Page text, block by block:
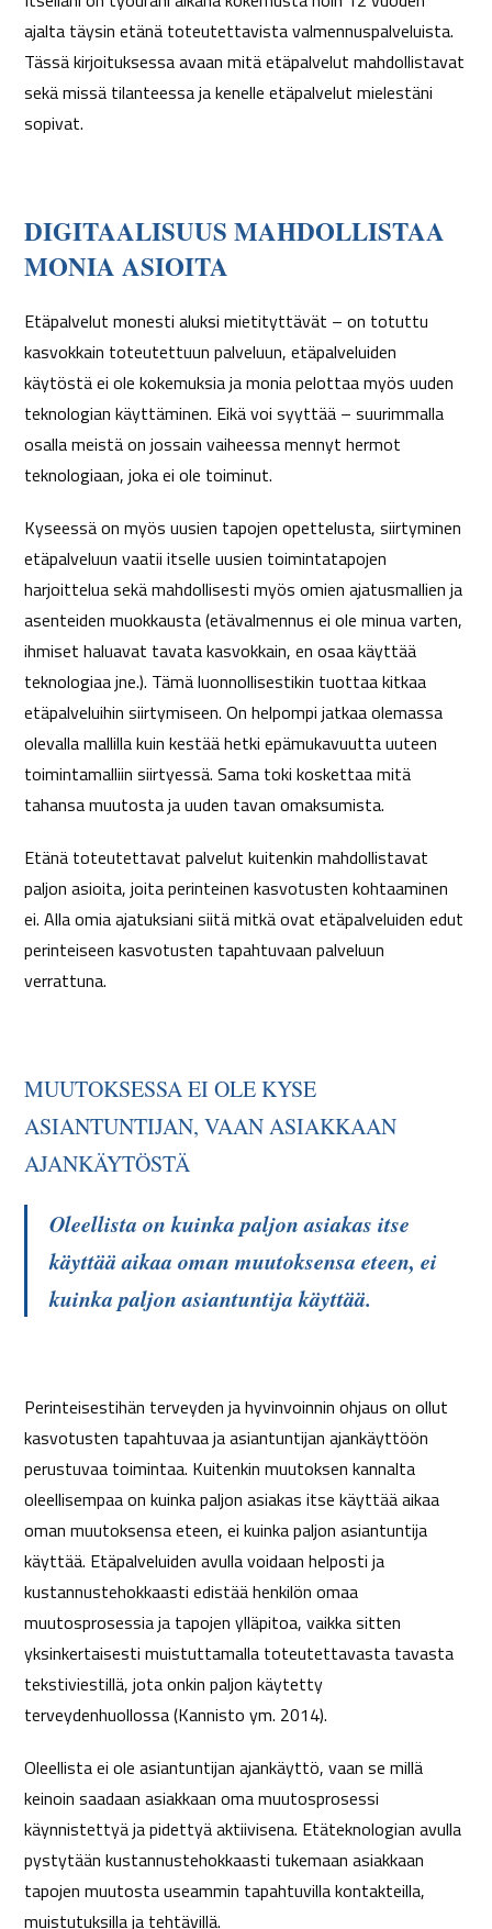
ajalta täysin etänä toteutettavista valmennuspalveluista.
Tässä kirjoituksessa avaan mitä etäpalvelut mahdollistavat
sekä missä tilanteessa ja kenelle etäpalvelut mielestäni
sopivat.
DIGITAALISUUS MAHDOLLISTAA
MONIA ASIOITA
Etäpalvelut monesti aluksi mietityttävät – on totuttu
kasvokkain toteutettuun palveluun, etäpalveluiden
käytöstä ei ole kokemuksia ja monia pelottaa myös uuden
teknologian käyttäminen. Eikä voi syyttää – suurimmalla
osalla meistä on jossain vaiheessa mennyt hermot
teknologiaan, joka ei ole toiminut.
Kyseessä on myös uusien tapojen opettelusta, siirtyminen
etäpalveluun vaatii itselle uusien toimintatapojen
harjoittelua sekä mahdollisesti myös omien ajatusmallien ja
asenteiden muokkausta (etävalmennus ei ole minua varten,
ihmiset haluavat tavata kasvokkain, en osaa käyttää
teknologiaa jne.). Tämä luonnollisestikin tuottaa kitkaa
etäpalveluihin siirtymiseen. On helpompi jatkaa olemassa
olevalla mallilla kuin kestää hetki epämukavuutta uuteen
toimintamalliin siirtyessä. Sama toki koskettaa mitä
tahansa muutosta ja uuden tavan omaksumista.
Etänä toteutettavat palvelut kuitenkin mahdollistavat
paljon asioita, joita perinteinen kasvotusten kohtaaminen
ei. Alla omia ajatuksiani siitä mitkä ovat etäpalveluiden edut
perinteiseen kasvotusten tapahtuvaan palveluun
verrattuna.
MUUTOKSESSA EI OLE KYSE
ASIANTUNTIJAN, VAAN ASIAKKAAN
AJANKÄYTÖSTÄ
Oleellista on kuinka paljon asiakas itse
käyttää aikaa oman muutoksensa eteen, ei
kuinka paljon asiantuntija käyttää.
Perinteisestihän terveyden ja hyvinvoinnin ohjaus on ollut
kasvotusten tapahtuvaa ja asiantuntijan ajankäyttöön
perustuvaa toimintaa. Kuitenkin muutoksen kannalta
oleellisempaa on kuinka paljon asiakas itse käyttää aikaa
oman muutoksensa eteen, ei kuinka paljon asiantuntija
käyttää. Etäpalveluiden avulla voidaan helposti ja
kustannustehokkaasti edistää henkilön omaa
muutosprosessia ja tapojen ylläpitoa, vaikka sitten
yksinkertaisesti muistuttamalla toteutettavasta tavasta
tekstiviestillä, jota onkin paljon käytetty
terveydenhuollossa (Kannisto ym. 2014).
Oleellista ei ole asiantuntijan ajankäyttö, vaan se millä
keinoin saadaan asiakkaan oma muutosprosessi
käynnistettyä ja pidettyä aktiivisena. Etäteknologian avulla
pystytään kustannustehokkaasti tukemaan asiakkaan
tapojen muutosta useammin tapahtuvilla kontakteilla,
muistutuksilla ja tehtävillä.